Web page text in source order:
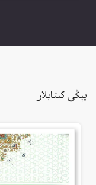
يېڭى كىتابلار